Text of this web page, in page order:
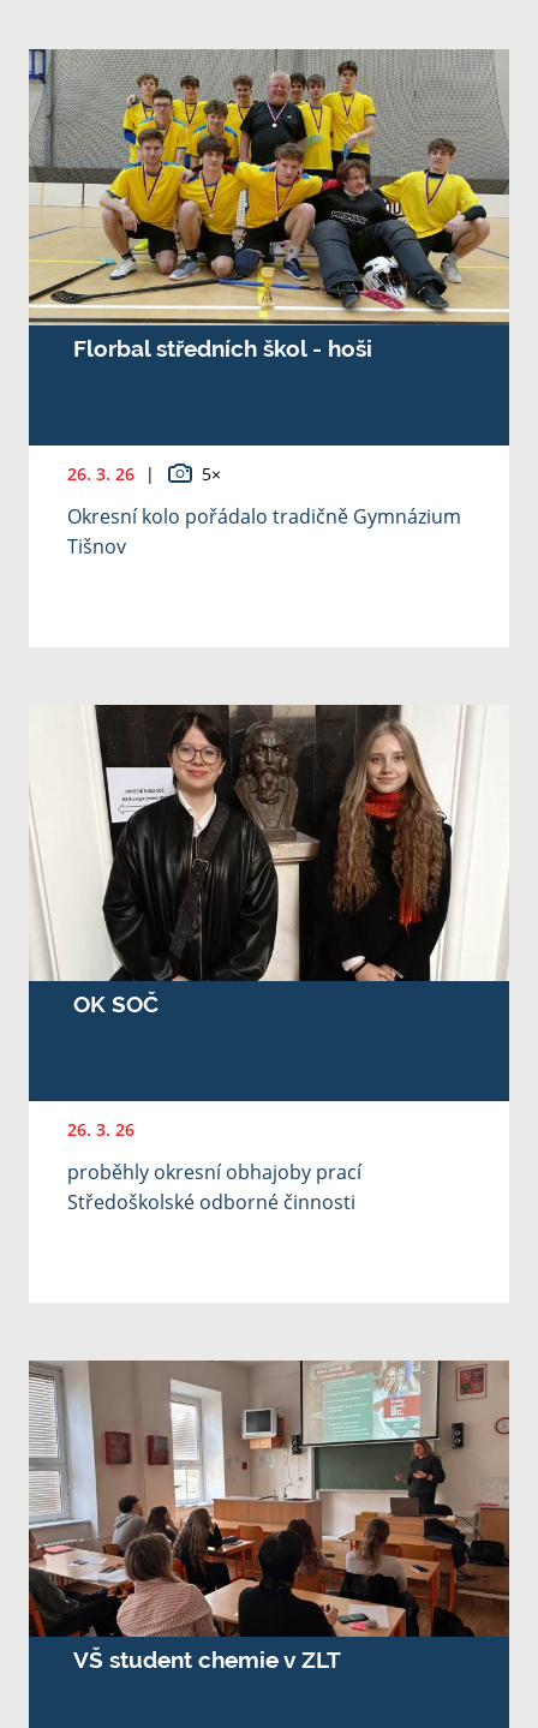
Florbal středních škol - hoši
26. 3. 26 | 5×
Okresní kolo pořádalo tradičně Gymnázium
Tišnov
OK SOČ
26. 3. 26
proběhly okresní obhajoby prací
Středoškolské odborné činnosti
VŠ student chemie v ZLT